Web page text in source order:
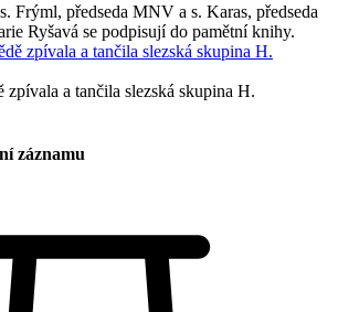
Frýml, předseda MNV a s. Karas, předseda
Ryšavá se podpisují do pamětní knihy.
zpívala a tančila slezská skupina H.
záznamu